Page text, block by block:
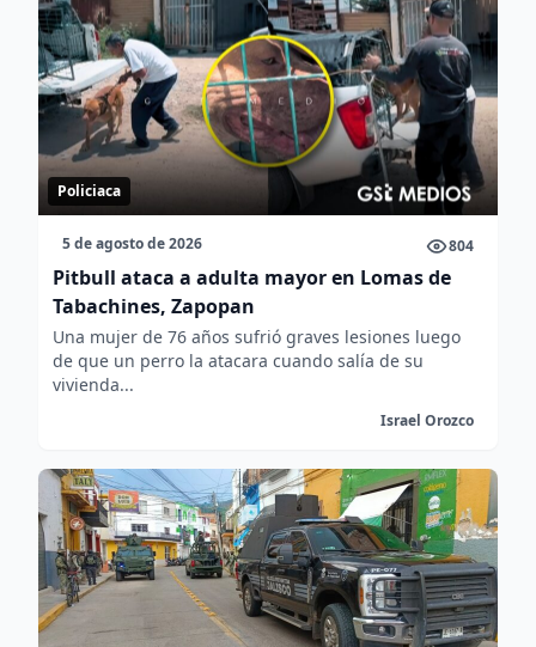
Policiaca
5 de agosto de 2026 804
Pitbull ataca a adulta mayor en Lomas de
Tabachines, Zapopan
Una mujer de 76 años sufrió graves lesiones luego
de que un perro la atacara cuando salía de su
vivienda...
Israel Orozco